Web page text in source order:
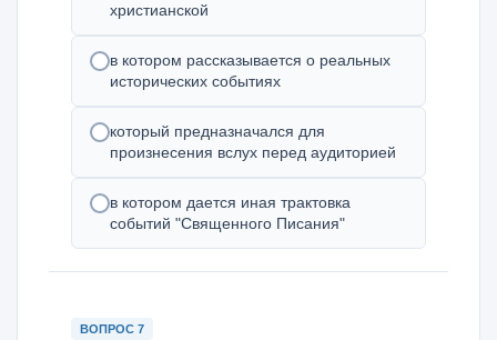
христианской
в котором рассказывается о реальных
исторических событиях
который предназначался для
произнесения вслух перед аудиторией
в котором дается иная трактовка
событий "Священного Писания"
ВОПРОС 7